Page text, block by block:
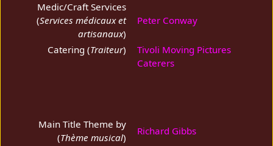
Medic/Craft Services
(Services médicaux et
artisanaux)
Peter Conway
Catering (Traiteur)
Tivoli Moving Pictures
Caterers
Main Title Theme by
(Thème musical)
Richard Gibbs